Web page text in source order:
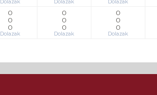
0
0
0
Dolazak
0
0
0
Dolazak
0
0
0
Dolazak